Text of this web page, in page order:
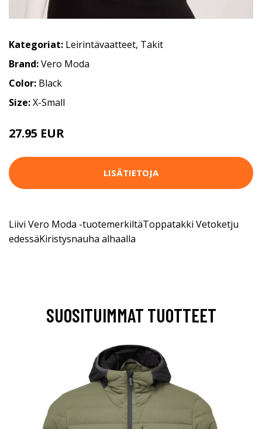
Kategoriat: Leirintävaatteet, Takit
Brand:Vero Moda
Color: Black
Size:X-Small
27.95 EUR
LISÄTIETOJA
Liivi Vero Moda -tuotemerkiltäToppatakki Vetoketju
edessäKiristysnauha alhaalla
SUOSITUIMMAT TUOTTEET